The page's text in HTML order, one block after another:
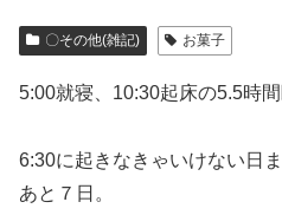
〇その他(雑記) お菓子
5:00就寝、10:30起床の5.5時間
6:30に起きなきゃいけない日
あと７日。